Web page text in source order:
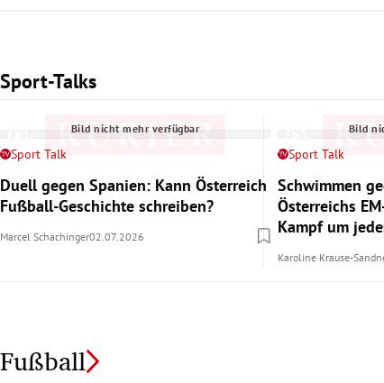
Sport-Talks
Slide 1 von 2
Bild nicht mehr verfügbar
Sport Talk
Duell gegen Spanien: Kann Österreich
Fußball-Geschichte schreiben?
Marcel Schachinger02.07.2026
Bild
Sport Talk
Schwimmen
Österreichs
Kampf um
Karoline Krause-
Fußball